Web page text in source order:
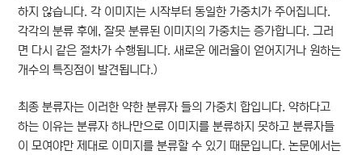
하지 않습니다. 각 이미지는 시작부터 동일한 가중치가 주어집니다.
각각의 분류 후에, 잘못 분류된 이미지의 가중치는 증가합니다. 그러
면 다시 같은 절차가 수행됩니다. 새로운 에러율이 얻어지거나 원하는
개수의 특징점이 발견됩니다.)
최종 분류자는 이러한 약한 분류자 들의 가중치 합입니다. 약하다고
하는 이유는 분류자 하나만으로 이미지를 분류하지 못하고 분류자들
이 모여야만 제대로 이미지를 분류할 수 있기 때문입니다. 논문에서는